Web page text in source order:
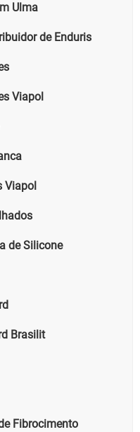
Ulma
de Enduris
Viapol
Viapol
de Silicone
Brasilit
Fibrocimento